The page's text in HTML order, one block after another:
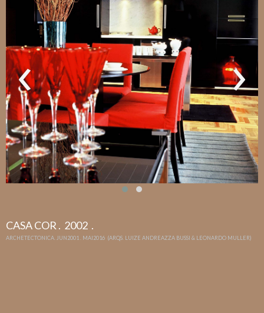
‹ ›
CASA COR . 2002 .
ARCHETECTONICA. JUN2001 . MAI2016 (ARQS. LUIZE ANDREAZZA BUSSI & LEONARDO MULLER)